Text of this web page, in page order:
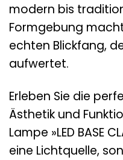
modern bis
Formgebung
echten Blickfang,
aufwertet.
Erleben Sie die
Ästhetik und
Lampe »LED BASE
eine Lichtquelle,